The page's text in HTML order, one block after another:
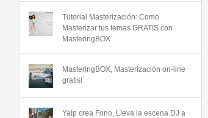
Tutorial Masterización: Como
Masterizar tus temas GRATIS con
MasteringBOX
MasteringBOX, Masterización on-line
gratis!
Yalp crea Fono, Lleva la escena DJ a